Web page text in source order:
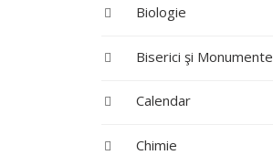
Biologie
Biserici şi Monumente
Calendar
Chimie